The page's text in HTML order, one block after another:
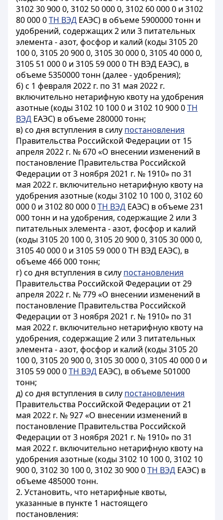
3102 30 900 0, 3102 50 000 0, 3102 60 000 0 и 3102
80 000 0ТН ВЭД ЕАЭС) в объеме 5900000 тонн и
удобрений, содержащих 2 или 3 питательных
элемента - азот, фосфор и калий (коды 3105 20
100 0, 3105 20 900 0, 3105 30 000 0, 3105 40 000 0,
3105 51 000 0 и 3105 59 000 0 ТН ВЭД ЕАЭС), в
объеме 5350000 тонн (далее - удобрения);
б) с 1 февраля 2022 г. по 31 мая 2022 г.
включительно нетарифную квоту на удобрения
азотные (коды 3102 10 100 0 и 3102 10 900 0ТН
ВЭД ЕАЭС) в объеме 280000 тонн;
в) со дня вступления в силу постановления
Правительства Российской Федерации от 15
апреля 2022 г. № 670 «О внесении изменений в
постановление Правительства Российской
Федерации от 3 ноября 2021 г. № 1910» по 31
мая 2022 г. включительно нетарифную квоту на
удобрения азотные (коды 3102 10 100 0, 3102 60
000 0 и 3102 80 000 0ТН ВЭД ЕАЭС) в объеме 231
000 тонн и на удобрения, содержащие 2 или 3
питательных элемента - азот, фосфор и калий
(коды 3105 20 100 0, 3105 20 900 0, 3105 30 000 0,
3105 40 000 0 и 3105 59 000 0 ТН ВЭД ЕАЭС), в
объеме 466 000 тонн;
г) со дня вступления в силу постановления
Правительства Российской Федерации от 29
апреля 2022 г. № 779 «О внесении изменений в
постановление Правительства Российской
Федерации от 3 ноября 2021 г. № 1910» по 31
мая 2022 г. включительно нетарифную квоту на
удобрения, содержащие 2 или 3 питательных
элемента - азот, фосфор и калий (коды 3105 20
100 0, 3105 20 900 0, 3105 30 000 0, 3105 40 000 0 и
3105 59 000 0TH ВЭД ЕАЭС), в объеме 501000
тонн;
д) со дня вступления в силу постановления
Правительства Российской Федерации от 21
мая 2022 г. № 927 «О внесении изменений в
постановление Правительства Российской
Федерации от 3 ноября 2021 г. № 1910» по 31
мая 2022 г. включительно нетарифную квоту на
удобрения азотные (коды 3102 10 100 0, 3102 10
900 0, 3102 30 100 0, 3102 30 900 0ТН ВЭД ЕАЭС) в
объеме 485000 тонн.
2. Установить, что нетарифные квоты,
указанные в пункте 1 настоящего
постановления: